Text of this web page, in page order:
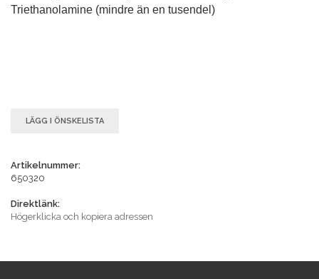
Triethanolamine (mindre än en tusendel)
LÄGG I ÖNSKELISTA
Artikelnummer:
650320
Direktlänk:
Högerklicka och kopiera adressen